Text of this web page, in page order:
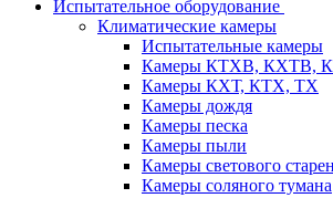
Испытательное оборудование
Климатические камеры
Испытательные камеры
Камеры КТХВ, КХТВ,
Камеры КХТ, КТХ, ТХ
Камеры дождя
Камеры песка
Камеры пыли
Камеры светового
Камеры соляного тумана